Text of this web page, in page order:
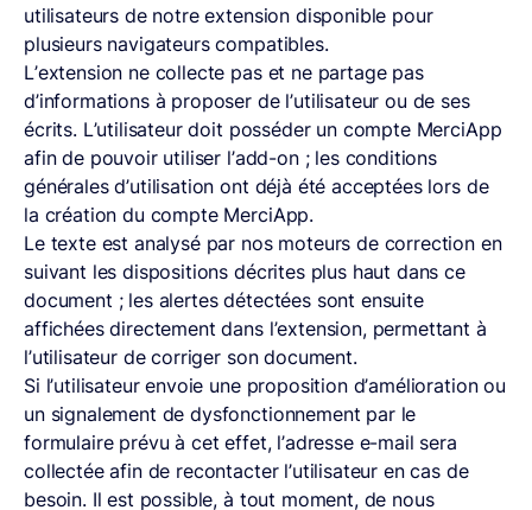
utilisateurs de notre extension disponible pour
plusieurs navigateurs compatibles.
L’extension ne collecte pas et ne partage pas
d’informations à proposer de l’utilisateur ou de ses
écrits. L’utilisateur doit posséder un compte MerciApp
afin de pouvoir utiliser l’add-on ; les conditions
générales d’utilisation ont déjà été acceptées lors de
la création du compte MerciApp.
Le texte est analysé par nos moteurs de correction en
suivant les dispositions décrites plus haut dans ce
document ; les alertes détectées sont ensuite
affichées directement dans l’extension, permettant à
l’utilisateur de corriger son document.
Si l’utilisateur envoie une proposition d’amélioration ou
un signalement de dysfonctionnement par le
formulaire prévu à cet effet, l’adresse e-mail sera
collectée afin de recontacter l’utilisateur en cas de
besoin. Il est possible, à tout moment, de nous